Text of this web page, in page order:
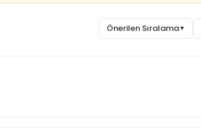
Önerilen Sıralama▼